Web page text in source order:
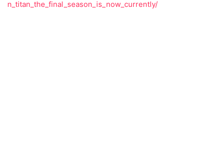
n_titan_the_final_season_is_now_currently/